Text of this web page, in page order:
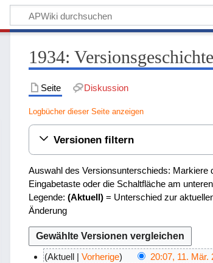
1934: Versionsgeschichte
Seite Diskussion
Logbücher dieser Seite anzeigen
Versionen filtern
Auswahl des Versionsunterschieds: Markiere
Eingabetaste oder die Schaltfläche am
Legende:(Aktuell) = Unterschied zur
Änderung
Aktuell Vorherige 20:07, 11. Mär.